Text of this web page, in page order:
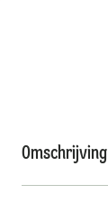
Omschrijving